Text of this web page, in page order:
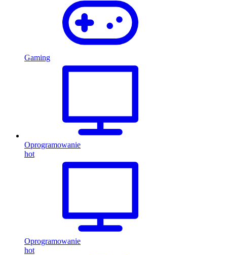
Gaming
Oprogramowanie
hot
Oprogramowanie
hot